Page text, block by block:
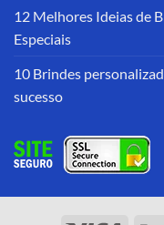
12 Melhores Ideias de
Especiais
10 Brindes
sucesso